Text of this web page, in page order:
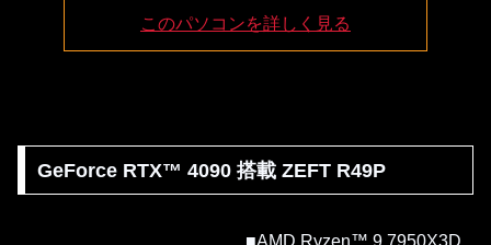
このパソコンを詳しく見る
GeForce RTX™ 4090 搭載 ZEFT R49P